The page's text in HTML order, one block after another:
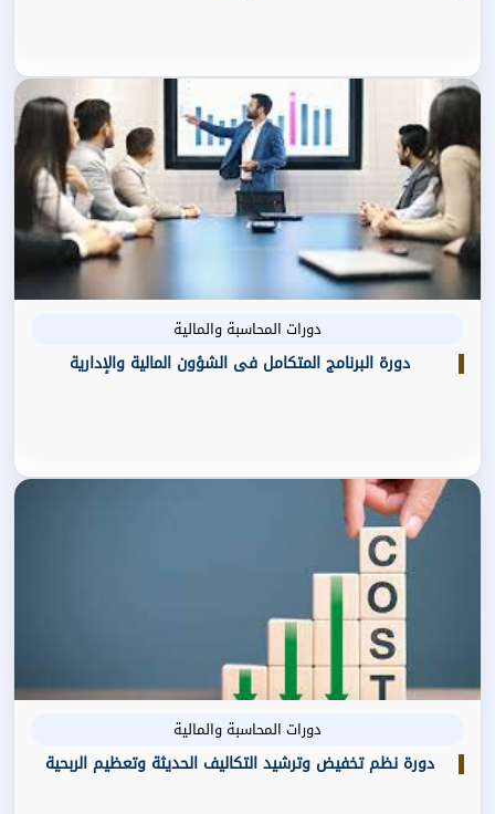
دورات المحاسبة والمالية
دورة البرنامج المتكامل فى الشؤون المالية والإدارية
دورات المحاسبة والمالية
دورة نظم تخفيض وترشيد التكاليف الحديثة وتعظيم الربحية